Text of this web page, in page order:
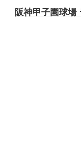
阪神甲子園球